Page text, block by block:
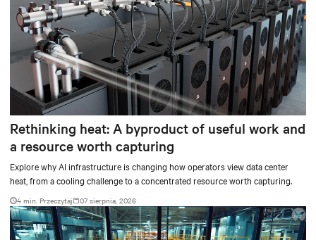
Rethinking heat: A byproduct of useful work and
a resource worth capturing
Explore why AI infrastructure is changing how operators view data center
heat, from a cooling challenge to a concentrated resource worth capturing.
4 min. Przeczytaj 07 sierpnia, 2026